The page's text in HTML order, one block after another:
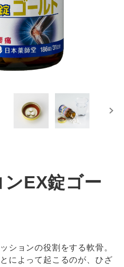
EX錠ゴー
ションの役割をする軟骨。
によって起こるのが、ひざ